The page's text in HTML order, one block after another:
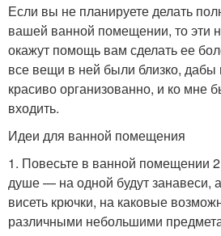
Если вы не планируете делать
вашей ванной помещении, то эти
окажут помощь вам сделать ее
все вещи в ней были близко,
красиво организованно, и ко мне
входить.
Идеи для ванной помещения
1. Повесьте в ванной помещении
душе — на одной будут занавеси,
висеть крючки, на каковые
различными небольшими